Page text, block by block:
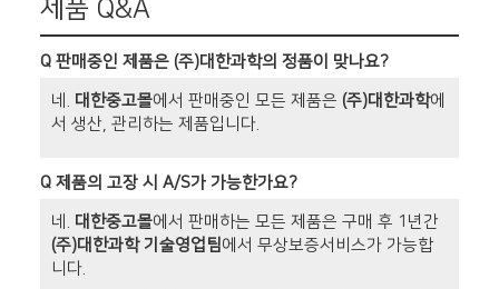
제품 Q&A
Q판매중인 제품은 (주)대한과학의 정품이 맞나요?
네. 대한중고몰에서 판매중인 모든 제품은 (주)대한과학에
서 생산, 관리하는 제품입니다.
Q제품의 고장 시 A/S가 가능한가요?
네. 대한중고몰에서 판매하는 모든 제품은 구매 후 1년간
(주)대한과학 기술영업팀에서 무상보증서비스가 가능합
니다.